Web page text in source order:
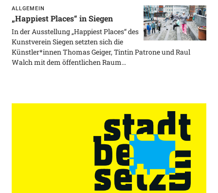
ALLGEMEIN
„Happiest Places“ in Siegen
In der Ausstellung „Happiest Places“ des
Kunstverein Siegen setzten sich die
Künstler*innen Thomas Geiger, Tintin Patrone und Raul
Walch mit dem öffentlichen Raum…